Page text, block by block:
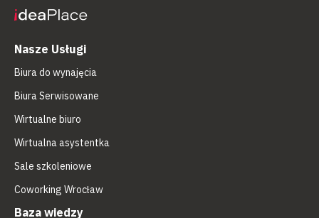
Nasze Usługi
Biura do wynajęcia
Biura Serwisowane
Wirtualne biuro
Wirtualna asystentka
Sale szkoleniowe
Coworking Wrocław
Baza wiedzy